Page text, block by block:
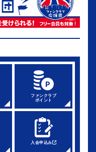
ファンクラブ
ポイント
入会申込み